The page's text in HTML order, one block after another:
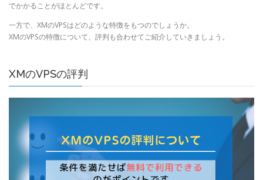
でかかることがほとんどです。
一方で、XMのVPSはどのような特徴をもつのでしょうか。
XMのVPSの特徴について、評判も合わせてご紹介していきましょう。
XMのVPSの評判